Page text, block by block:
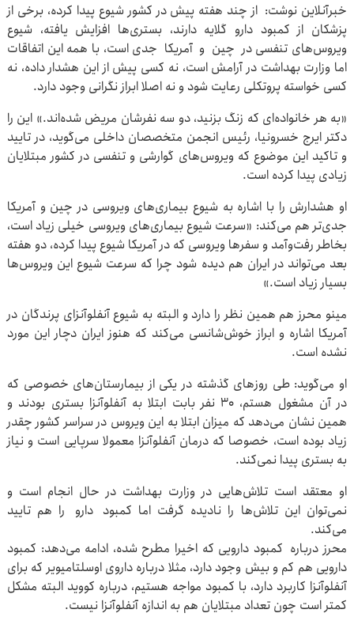
خبرآنلاین نوشت: از چند هفته پیش در کشور شیوع پیدا کرده، برخی از
پزشکان از کمبود دارو گلایه دارند، بستری‌ها افزایش یافته،‌ شیوع
ویروس‌های تنفسی در چین و آمریکا جدی است، با همه این اتفاقات
اما وزارت بهداشت در آرامش است، نه کسی پیش از این هشدار داده، نه
کسی خواسته پروتکلی رعایت شود و نه اصلا ابراز نگرانی وجود دارد.
«به هر خانواده‌ای که زنگ بزنید،‌ دو سه نفرشان مریض شده‌اند.» این را
دکتر ایرج خسرونیا،‌ رئیس انجمن متخصصان داخلی می‌گوید، در تایید
و تاکید این موضوع که ویروس‌های گوارشی و تنفسی در کشور مبتلایان
زیادی پیدا کرده است.
او هشدارش را با اشاره به شیوع بیماری‌های ویروسی در چین و آمریکا
جدی‌تر هم می‌کند: «سرعت شیوع بیماری‌های ویروسی خیلی زیاد است،‌
بخاطر رفت‌وآمد و سفرها ویروسی که در آمریکا شیوع پیدا کرده، دو هفته
بعد می‌تواند در ایران هم دیده شود چرا که سرعت شیوع این ویروس‌ها
بسیار زیاد است.»
مینو محرز هم همین نظر را دارد و البته به شیوع آنفلوآنزای پرندگان در
آمریکا اشاره و ابراز خوش‌شانسی می‌کند که هنوز ایران دچار این مورد
نشده است.
او می‌گوید: طی روزهای گذشته در یکی از بیمارستان‌های خصوصی که
در آن مشغول هستم، ۳۰ نفر بابت ابتلا به آنفلوآنزا بستری بودند و
همین نشان می‌دهد که میزان ابتلا به این ویروس در سراسر کشور چقدر
زیاد بوده است،‌ خصوصا که درمان آنفلوآنزا معمولا سرپایی است و نیاز
به بستری پیدا نمی‌کند.
او معتقد است تلاش‌هایی در وزارت بهداشت در حال انجام است و
نمی‌توان این تلاش‌ها را نادیده گرفت اما کمبود دارو را هم تایید
می‌کند.
محرز درباره کمبود دارویی که اخیرا مطرح شده، ادامه می‌دهد: کمبود
دارویی هم کم و بیش وجود دارد،‌ مثلا درباره داروی اوسلتامیویر که برای
آنفلوآنزا کاربرد دارد،‌ با کمبود مواجه هستیم، درباره کووید البته مشکل
کمتر است چون تعداد مبتلایان هم به اندازه آنفلوآنزا نیست.